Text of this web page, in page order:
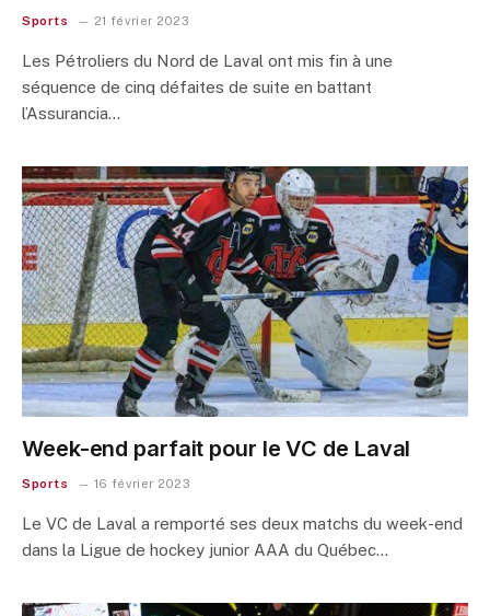
Sports 21 février 2023
Les Pétroliers du Nord de Laval ont mis fin à une
séquence de cinq défaites de suite en battant
l’Assurancia…
Week-end parfait pour le VC de Laval
Sports 16 février 2023
Le VC de Laval a remporté ses deux matchs du week-end
dans la Ligue de hockey junior AAA du Québec…